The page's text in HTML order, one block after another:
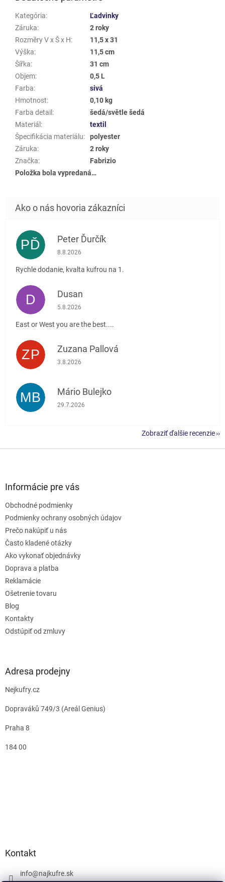
Kategória:
Ľadvinky
Záruka:
2 roky
Rozměry V x Š x H:
11,5 x 31
Výška:
11,5 cm
Šířka:
31 cm
Objem:
0,5 L
Farba:
sivá
Hmotnost:
0,10 kg
Farba detail :
šedá/světle šedá
Materiál :
textil
Špecifikácia materiálu:
polyester
Záruka:
2 roky
Značka:
Fabrizio
Položka bola vypredaná…
PĎ Peter Ďurčík
Hodnotenie obchodu je 5 z 5 hviezdičiek.
8.8.2026
Rychle dodanie, kvalta kufrou na 1.
D Dusan
Hodnotenie obchodu je 5 z 5 hviezdičiek.
5.8.2026
East or West you are the best....
ZP Zuzana Pallová
Hodnotenie obchodu je 5 z 5 hviezdičiek.
3.8.2026
MB Mário Bulejko
Hodnotenie obchodu je 5 z 5 hviezdičiek.
29.7.2026
Zobraziť ďalšie recenzie
Informácie pre vás
Obchodné podmienky
Podmienky ochrany osobných údajov
Prečo nakúpiť u nás
Často kladené otázky
Ako vykonať objednávky
Doprava a platba
Reklamácie
Ošetrenie tovaru
Blog
Kontakty
Odstúpiť od zmluvy
Adresa prodejny
Nejkufry.cz
Dopraváků 749/3 (Areál Genius)
Praha 8
184 00
Kontakt
info@najkufre.sk